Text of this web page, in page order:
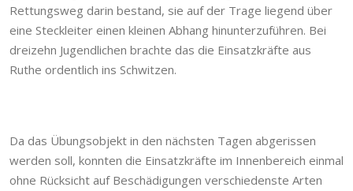
Rettungsweg darin bestand, sie auf der Trage liegend über
eine Steckleiter einen kleinen Abhang hinunterzuführen. Bei
dreizehn Jugendlichen brachte das die Einsatzkräfte aus
Ruthe ordentlich ins Schwitzen.
Da das Übungsobjekt in den nächsten Tagen abgerissen
werden soll, konnten die Einsatzkräfte im Innenbereich einmal
ohne Rücksicht auf Beschädigungen verschiedenste Arten